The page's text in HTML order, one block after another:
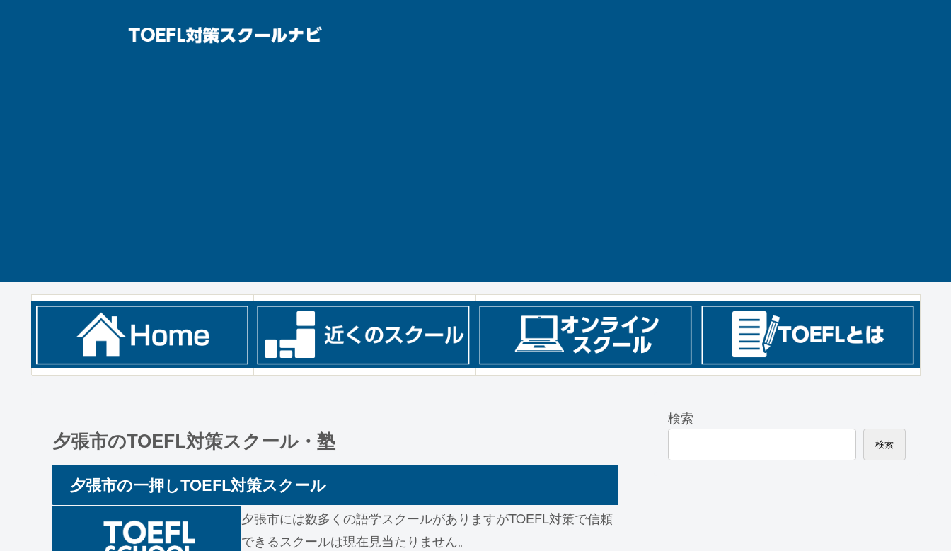
夕張市のTOEFL対策スクール・塾
夕張市の一押しTOEFL対策スクール
夕張市には数多くの語学スクールがありますがTOEFL対策で信頼
できるスクールは現在見当たりません。
検索
検索